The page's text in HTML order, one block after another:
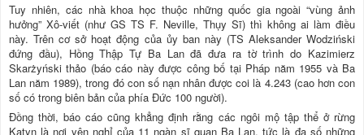
Tuy nhiên, các nhà khoa học thuộc những quốc gia ngoài “vùng ảnh
hưởng” Xô-viết (như GS TS F. Neville, Thụy Sĩ) thì không ai làm điều
này. Trên cơ sở hoạt động của ủy ban này (TS Aleksander Wodziński
đứng đầu), Hồng Thập Tự Ba Lan đã đưa ra tờ trình do Kazimierz
Skarżyński thảo (báo cáo này được công bố tại Pháp năm 1955 và Ba
Lan năm 1989), trong đó con số nạn nhân được coi là 4.243 (cao hơn con
số có trong biên bản của phía Đức 100 người).
Đồng thời, báo cáo cũng khẳng định rằng các ngôi mộ tập thể ở rừng
Katyn là nơi yên nghỉ của 11 ngàn sĩ quan Ba Lan, tức là đa số những